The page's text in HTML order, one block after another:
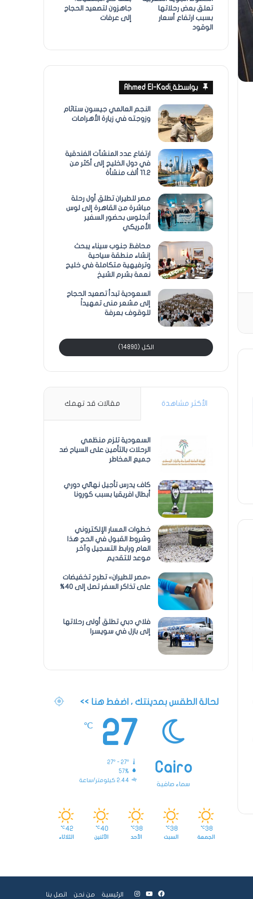
تعلق بعض رحلاتها
بسبب ارتفاع أسعار
الوقود
جاهزون لتصعيد الحجاج
إلى عرفات
بواسطة ِAhmed El-Kadi
النجم العالمي جيسون ستاثام
وزوجته في زيارة الأهرامات
ارتفاع عدد المنشآت الفندقية
في دول الخليج إلى أكثر من
11.2 ألف منشأة
مصر للطيران تطلق أول رحلة
مباشرة من القاهرة إلى لوس
أنجلوس بحضور السفير
الأمريكي
محافظ جنوب سيناء يبحث
إنشاء منطقة سياحية
وترفيهية متكاملة في خليج
نعمة بشرم الشيخ
السعودية تبدأ تصعيد الحجاج
إلى مشعر منى تمهيداً
للوقوف بعرفة
الكل (14890)
الأكثر مشاهدة مقالات قد تهمك
السعودية تلزم منظمي
الرحلات بالتأمين على السياح ضد
جميع المخاطر
كاف يدرس تأجيل نهائي دوري
أبطال افريقيا بسبب كورونا
خطوات المسار الإلكتروني
وشروط القبول في الحج هذا
العام ورابط التسجيل وآخر
موعد للتقديم
«مصر للطيران» تطرح تخفيضات
على تذاكر السفر تصل إلى 40%
فلاي دبي تطلق أولى رحلاتها
إلى بازل في سويسرا
لحالة الطقس بمدينتك ، اضغط هنا >>
Cairo
سماء صافية
27
℃
27º - 27º
57%
2.44 كيلومتر/ساعة
38
℃
الجمعة
38
℃
السبت
38
℃
الأحد
40
℃
الأثنين
42
℃
الثلاثاء
الرئيسية من نحن اتصل بنا فيسبوك
يوتيوبانستقرام